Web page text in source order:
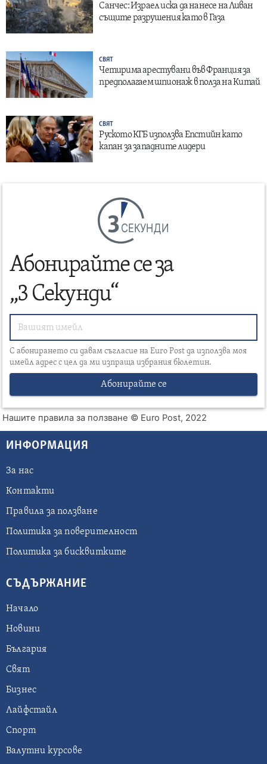
Санчес: Израел иска да нанесе на Ливан
същите разрушения като в Газа
СВЯТ
Четирима арестувани във Франция за
предполагаем шпионаж в полза на Китай
СВЯТ
Руското КГБ използва Епстийн като
капан за западните лидери
СЕКУНДИ
Абонирайте се за
„3 Секунди“
С абонирането си давам съгласие на Euro Post да използва моя
имейл адрес с цел да ми изпраща избрания бюлетин.
Абонирайте се
Нашите правила за ползване © Euro Post, 2022
ИНФОРМАЦИЯ
За нас
Контакти
Правила за ползване
Политика за поверителност
Политика за бисквитките
СЪДЪРЖАНИЕ
Начало
Новини
България
Свят
Бизнес
Лайфстайл
Спорт
Валутни курсове